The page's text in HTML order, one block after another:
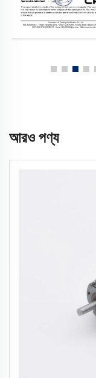
আরও পণ্য